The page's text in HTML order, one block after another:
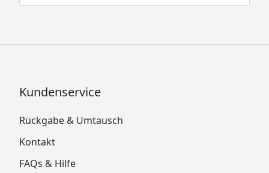
Kundenservice
Rückgabe & Umtausch
Kontakt
FAQs & Hilfe